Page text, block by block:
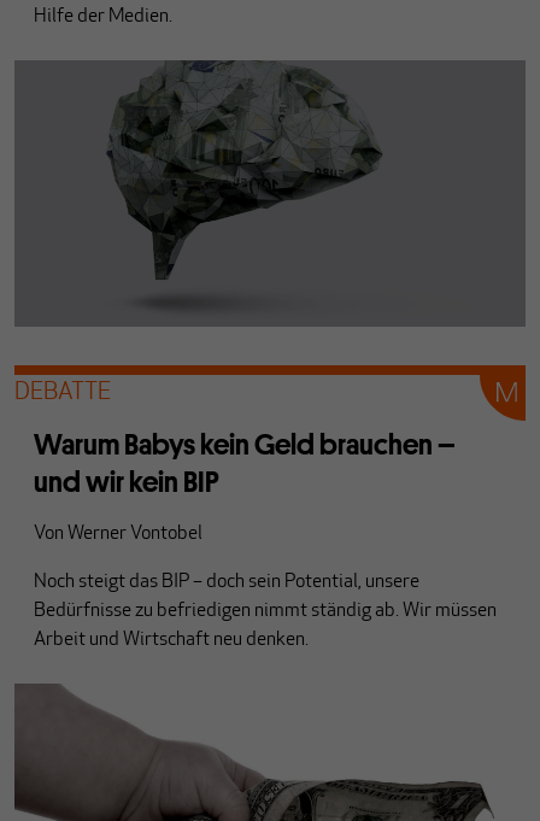
Hilfe der Medien.
DEBATTE
Warum Babys kein Geld brauchen –
und wir kein BIP
Von Werner Vontobel
Noch steigt das BIP – doch sein Potential, unsere
Bedürfnisse zu befriedigen nimmt ständig ab. Wir müssen
Arbeit und Wirtschaft neu denken.